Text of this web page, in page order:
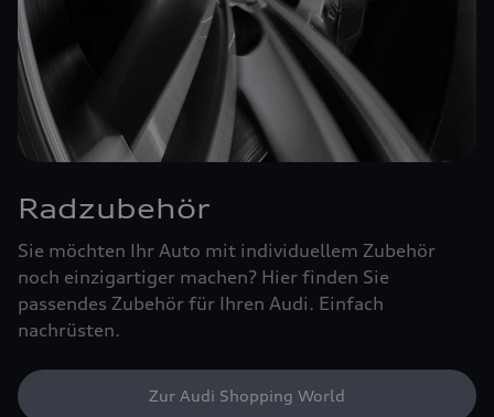
Radzubehör
Sie möchten Ihr Auto mit individuellem Zubehör
noch einzigartiger machen? Hier finden Sie
passendes Zubehör für Ihren Audi. Einfach
nachrüsten.
Zur Audi Shopping World